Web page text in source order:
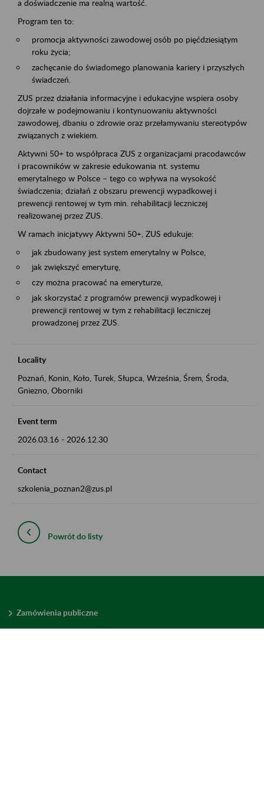
a doświadczenie ma realną wartość.
Program ten to:
promocja aktywności zawodowej osób po pięćdziesiątym
roku życia;
zachęcanie do świadomego planowania kariery i przyszłych
świadczeń.
ZUS przez działania informacyjne i edukacyjne wspiera osoby
dojrzałe w podejmowaniu i kontynuowaniu aktywności
zawodowej, dbaniu o zdrowie oraz przełamywaniu stereotypów
związanych z wiekiem.
Aktywni 50+ to współpraca ZUS z organizacjami pracodawców
i pracowników w zakresie edukowania nt. systemu
emerytalnego w Polsce – tego co wpływa na wysokość
świadczenia; działań z obszaru prewencji wypadkowej i
prewencji rentowej w tym min. rehabilitacji leczniczej
realizowanej przez ZUS.
W ramach inicjatywy Aktywni 50+, ZUS edukuje:
jak zbudowany jest system emerytalny w Polsce,
jak zwiększyć emeryturę,
czy można pracować na emeryturze,
jak skorzystać z programów prewencji wypadkowej i
prewencji rentowej w tym z rehabilitacji leczniczej
prowadzonej przez ZUS.
Locality
Poznań, Konin, Koło, Turek, Słupca, Września, Śrem, Środa,
Gniezno, Oborniki
Event term
2026.03.16 - 2026.12.30
Contact
szkolenia_poznan2@zus.pl
Powrót do listy
Zamówienia publiczne